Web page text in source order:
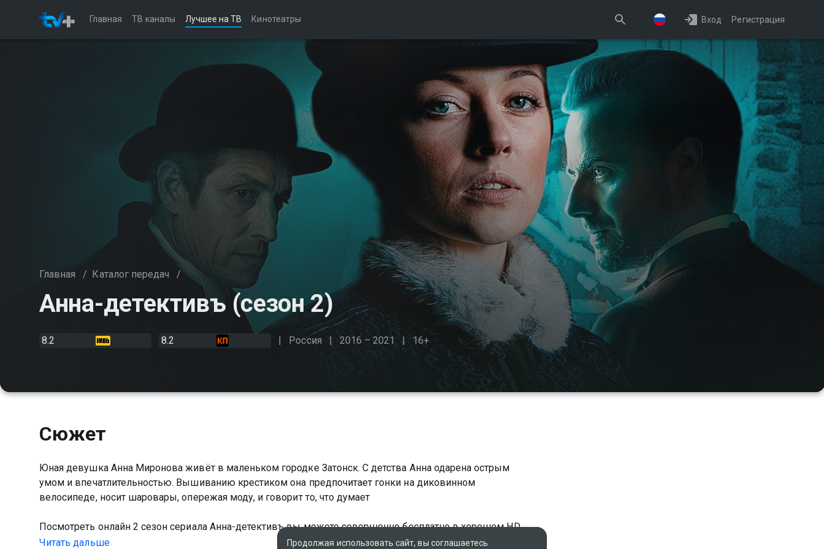
Главная ТВ каналы Лучшее на ТВ Кинотеатры Вход Регистрация
Главная / Каталог передач /
Анна-детективъ (сезон 2)
8.2 8.2 Россия 2016 – 2021 16+
Сюжет
Юная девушка Анна Миронова живёт в маленьком городке Затонск. С детства Анна одарена острым
умом и впечатлительностью. Вышиванию крестиком она предпочитает гонки на диковинном
велосипеде, носит шаровары, опережая моду, и говорит то, что думает
Посмотреть онлайн 2 сезон сериала Анна-детективъ вы можете совершенно бесплатно в хорошем HD
качестве на Казахтелеком
Читать дальше Продолжая использовать сайт, вы соглашаетесь